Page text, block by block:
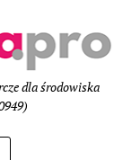
dla środowiska